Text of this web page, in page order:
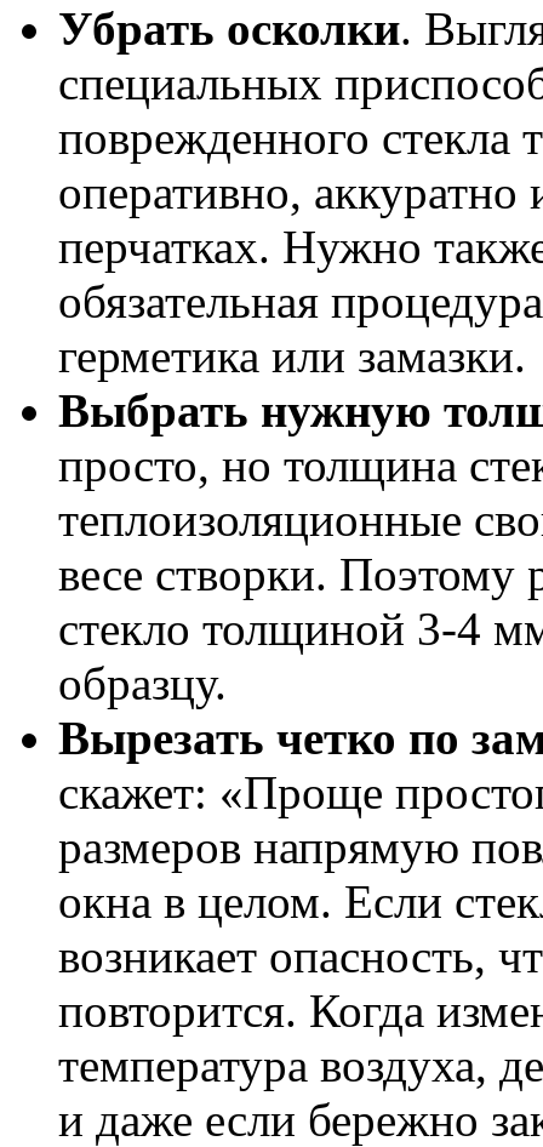
Убрать осколки.
специальных
поврежденного стекла
оперативно,
перчатках. Нужно
обязательная
герметика или замазки.
Выбрать нужную
просто, но толщина
теплоизоляционные
весе створки. Поэтому
стекло толщиной 3-4
образцу.
Вырезать четко по
скажет: «Проще
размеров напрямую
окна в целом. Если
возникает опасность,
повторится. Когда
температура воздуха,
и даже если бережно